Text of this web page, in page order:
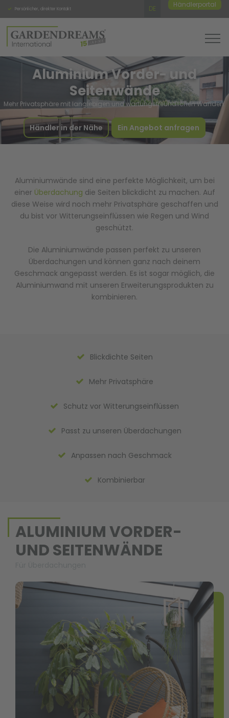
Persönlicher, direkter Kontakt Hochwertige Qualität Feste
Händlerportal
DE
Aluminium Vorder- und
Seitenwände
Mehr Privatsphäre mit langlebigen und wartungsfreundlichen Wänden.
Händler in der Nähe Ein Angebot anfragen
Aluminiumwände sind eine perfekte Möglichkeit, um bei
einer Überdachung die Seiten blickdicht zu machen. Auf
diese Weise wird noch mehr Privatsphäre geschaffen und
du bist vor Witterungseinflüssen wie Regen und Wind
geschützt.
Die Aluminiumwände passen perfekt zu unseren
Überdachungen und können ganz nach deinem
Geschmack angepasst werden. Es ist sogar möglich, die
Aluminiumwand mit unseren Erweiterungsprodukten zu
kombinieren.
Blickdichte Seiten
Mehr Privatsphäre
Schutz vor Witterungseinflüssen
Passt zu unseren Überdachungen
Anpassen nach Geschmack
Kombinierbar
ALUMINIUM VORDER-
UND SEITENWÄNDE